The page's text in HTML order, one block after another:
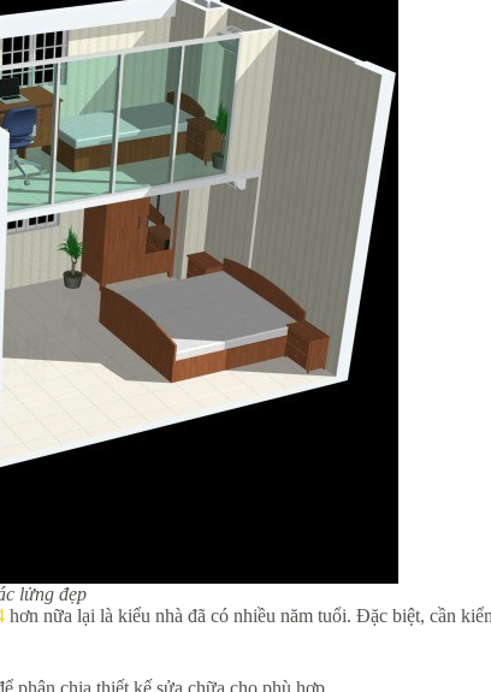
lửng đẹp
hơn nữa lại là kiểu nhà đã có nhiều năm tuổi. Đặc biệt, cần